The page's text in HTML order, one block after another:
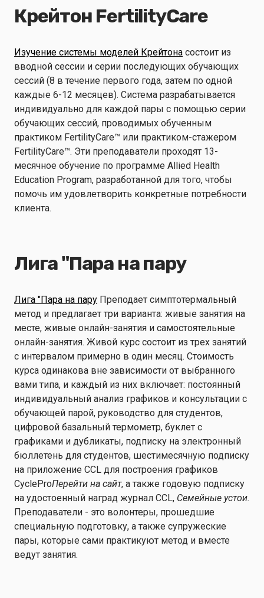
Крейтон FertilityCare
Изучение системы моделей Крейтона состоит из
вводной сессии и серии последующих обучающих
сессий (8 в течение первого года, затем по одной
каждые 6-12 месяцев). Система разрабатывается
индивидуально для каждой пары с помощью серии
обучающих сессий, проводимых обученным
практиком FertilityCare™ или практиком-стажером
FertilityCare™. Эти преподаватели проходят 13-
месячное обучение по программе Allied Health
Education Program, разработанной для того, чтобы
помочь им удовлетворить конкретные потребности
клиента.
Лига "Пара на пару
Лига "Пара на пару Преподает симптотермальный
метод и предлагает три варианта: живые занятия на
месте, живые онлайн-занятия и самостоятельные
онлайн-занятия. Живой курс состоит из трех занятий
с интервалом примерно в один месяц. Стоимость
курса одинакова вне зависимости от выбранного
вами типа, и каждый из них включает: постоянный
индивидуальный анализ графиков и консультации с
обучающей парой, руководство для студентов,
цифровой базальный термометр, буклет с
графиками и дубликаты, подписку на электронный
бюллетень для студентов, шестимесячную подписку
на приложение CCL для построения графиков
CycleProПерейти на сайт, а также годовую подписку
на удостоенный наград журнал CCL, Семейные устои.
Преподаватели - это волонтеры, прошедшие
специальную подготовку, а также супружеские
пары, которые сами практикуют метод и вместе
ведут занятия.